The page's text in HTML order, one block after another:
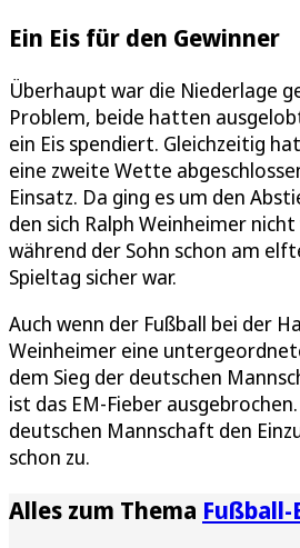
Ein Eis für den Gewinner
Überhaupt war die Niederlage
Problem, beide hatten
ein Eis spendiert. Gleichzeitig
eine zweite Wette
Einsatz. Da ging es um den
den sich Ralph Weinheimer
während der Sohn schon am
Spieltag sicher war.
Auch wenn der Fußball bei der
Weinheimer eine
dem Sieg der deutschen
ist das EM-Fieber
deutschen Mannschaft den
schon zu.
Alles zum Thema